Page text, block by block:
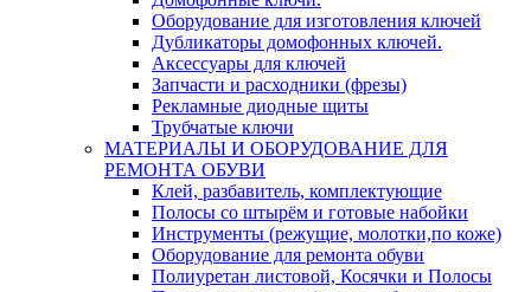
Оборудование для изготовления ключей
Дубликаторы домофонных ключей.
Аксессуары для ключей
Запчасти и расходники (фрезы)
Рекламные диодные щиты
Трубчатые ключи
МАТЕРИАЛЫ И ОБОРУДОВАНИЕ ДЛЯ
РЕМОНТА ОБУВИ
Клей, разбавитель, комплектующие
Полосы со штырём и готовые набойки
Инструменты (режущие, молотки,по коже)
Оборудование для ремонта обуви
Полиуретан листовой, Косячки и Полосы